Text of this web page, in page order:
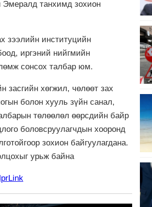
танхимд зохион
зээлийн институцийн
иргэний нийгмийн
сонсох талбар юм.
засгийн хөгжил, чөлөөт зах
болон хууль зүйн санал,
төлөөлөл өөрсдийн байр
боловсруулагчдын хооронд
зохион байгуулагдана.
урьж байна